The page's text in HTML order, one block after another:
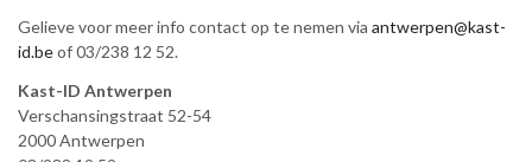
Gelieve voor meer info contact op te nemen via antwerpen@kast-
id.beof 03/238 12 52.
Kast-ID Antwerpen
Verschansingstraat 52-54
2000 Antwerpen